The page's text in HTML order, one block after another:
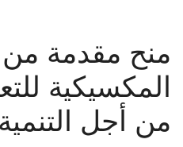
منح مقدمة من
المكسيكية
من أجل التنمية